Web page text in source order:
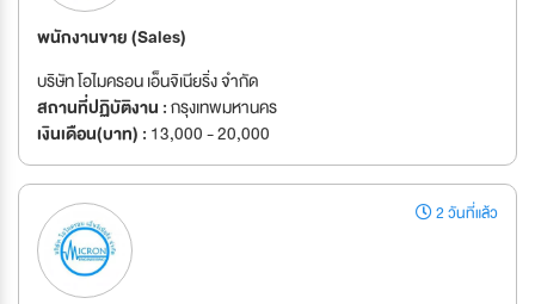
พนักงานขาย (Sales)
บริษัท โอไมครอน เอ็นจิเนียริ่ง จำกัด
สถานที่ปฏิบัติงาน :กรุงเทพมหานคร
เงินเดือน(บาท) : 13,000 - 20,000
2 วันที่แล้ว